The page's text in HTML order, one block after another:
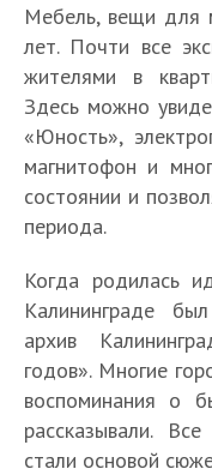
Мебель, вещи для
лет. Почти все
жителями в
Здесь можно
«Юность»,
магнитофон и
состоянии и
периода.
Когда родилась
Калининграде
архив
годов». Многие
воспоминания о
рассказывали.
стали основой